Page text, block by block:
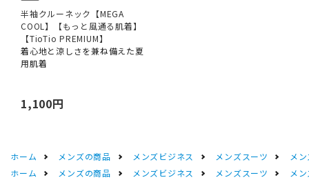
半袖クルーネック【MEGA
COOL】【もっと風通る肌着】
【TioTio PREMIUM】
着心地と涼しさを兼ね備えた夏
用肌着
1,100円
ホーム メンズの商品 メンズビジネス メンズスーツ
メ
ホーム
メンズの商品 メンズビジネス メンズスーツ
メ